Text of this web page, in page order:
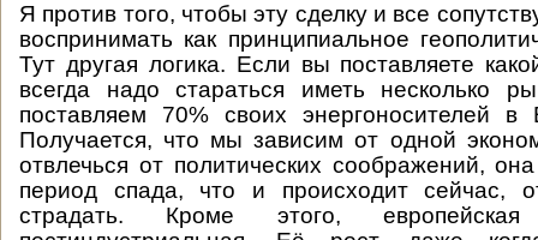
Я против того, чтобы эту сделку и все
воспринимать как принципиальное
Тут другая логика. Если вы поставляете
всегда надо стараться иметь несколько
поставляем 70% своих энергоносителей
Получается, что мы зависим от одной
отвлечься от политических соображений,
период спада, что и происходит сейчас,
страдать. Кроме этого,